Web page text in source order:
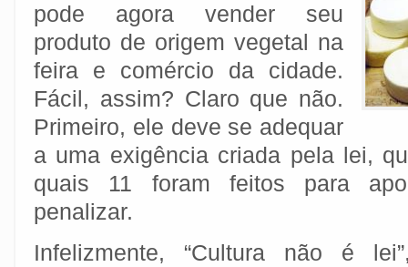
pode agora vender seu
produto de origem vegetal na
feira e comércio da cidade.
Fácil, assim? Claro que não.
Primeiro, ele deve se adequar
a uma exigência criada pela lei,
quais 11 foram feitos para
penalizar.
Infelizmente, “Cultura não é